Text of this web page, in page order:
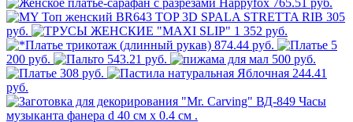
765.51 руб.
305
руб.
1 352 руб.
874.44 руб.
5
200 руб.
543.21 руб.
500 руб.
308 руб.
244.41
руб.